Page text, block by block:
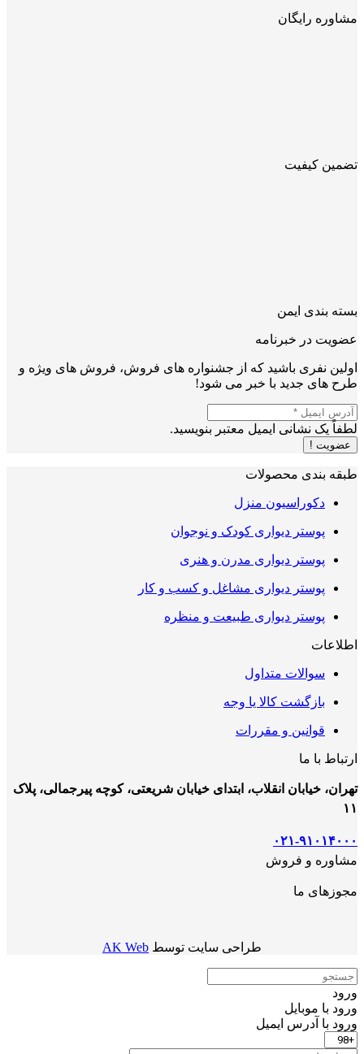
مشاوره رایگان
تضمین کیفیت
بسته بندی ایمن
عضویت در خبرنامه
اولین نفری باشید که از جشنواره های فروش، فروش های ویژه و
طرح های جدید با خبر می شود!
لطفاً یک نشانی ایمیل معتبر بنویسید.
عضویت !
طبقه بندی محصولات
دکوراسیون منزل
پوستر دیواری کودک و نوجوان
پوستر دیواری مدرن و هنری
پوستر دیواری مشاغل و کسب و کار
پوستر دیواری طبیعت و منظره
اطلاعات
سوالات متداول
بازگشت کالا یا وجه
قوانین و مقررات
ارتباط با ما
تهران، خیابان انقلاب، ابتدای خیابان شریعتی، کوچه پیرجمالی، پلاک
۱۱
۰۲۱-۹۱۰۱۴۰۰۰
مشاوره و فروش
مجوزهای ما
طراحی سایت توسط AK Web
ورود
ورود با موبایل
ورود با ‫آدرس ایمیل